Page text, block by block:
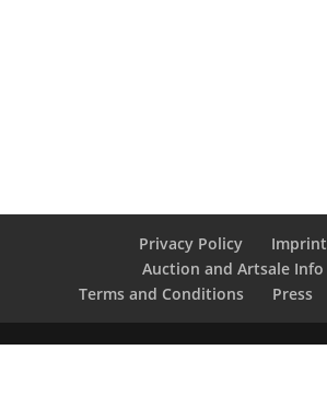
Privacy Policy
Imprint
Auction and Artsale Info
Terms and Conditions
Press